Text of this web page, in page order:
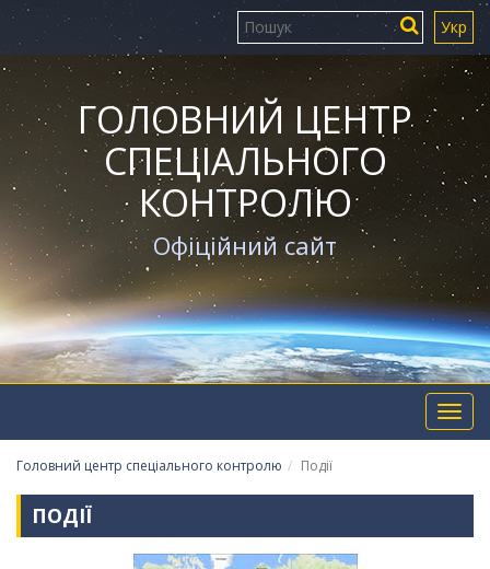
Укр
ГОЛОВНИЙ ЦЕНТР
СПЕЦІАЛЬНОГО
КОНТРОЛЮ
Офіційний сайт
Головний центр спеціального контролю Події
ПОДІЇ